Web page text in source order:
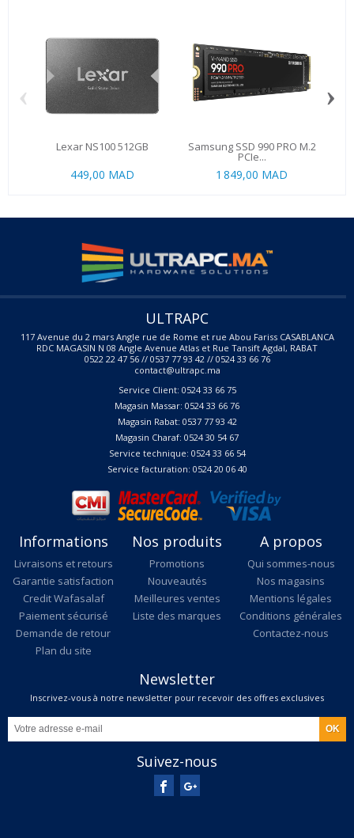
Lexar NS100 512GB
449,00 MAD
Samsung SSD 990 PRO M.2
PCIe...
1 849,00 MAD
‹ ›
ULTRAPC
117 Avenue du 2 mars Angle rue de Rome et rue Abou Fariss CASABLANCA
RDC MAGASIN N 08 Angle Avenue Atlas et Rue Tansift Agdal, RABAT
0522 22 47 56 // 0537 77 93 42 // 0524 33 66 76
contact@ultrapc.ma
Service Client: 0524 33 66 75
Magasin Massar: 0524 33 66 76
Magasin Rabat: 0537 77 93 42
Magasin Charaf: 0524 30 54 67
Service technique: 0524 33 66 54
Service facturation: 0524 20 06 40
Informations
Livraisons et retours
Garantie satisfaction
Credit Wafasalaf
Paiement sécurisé
Demande de retour
Plan du site
Nos produits
Promotions
Nouveautés
Meilleures ventes
Liste des marques
A propos
Qui sommes-nous
Nos magasins
Mentions légales
Conditions générales
Contactez-nous
Newsletter
Inscrivez-vous à notre newsletter pour recevoir des offres exclusives
Suivez-nous